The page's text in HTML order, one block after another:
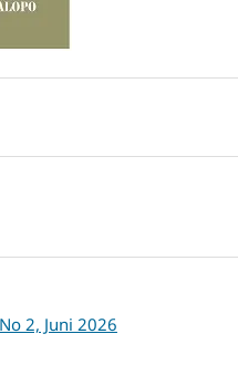
2, Juni 2026